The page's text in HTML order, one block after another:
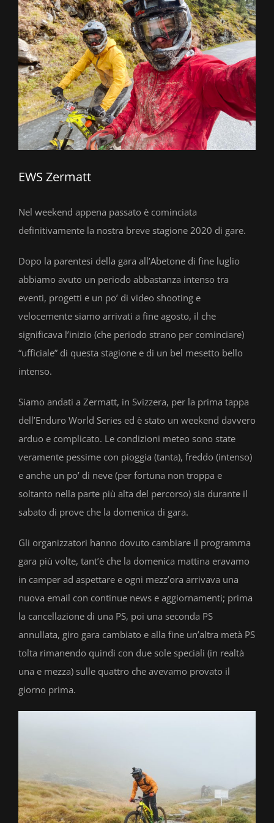
EWS Zermatt
Nel weekend appena passato è cominciata
definitivamente la nostra breve stagione 2020 di gare.
Dopo la parentesi della gara all’Abetone di fine luglio
abbiamo avuto un periodo abbastanza intenso tra
eventi, progetti e un po’ di video shooting e
velocemente siamo arrivati a fine agosto, il che
significava l’inizio (che periodo strano per cominciare)
“ufficiale” di questa stagione e di un bel mesetto bello
intenso.
Siamo andati a Zermatt, in Svizzera, per la prima tappa
dell’Enduro World Series ed è stato un weekend davvero
arduo e complicato. Le condizioni meteo sono state
veramente pessime con pioggia (tanta), freddo (intenso)
e anche un po’ di neve (per fortuna non troppa e
soltanto nella parte più alta del percorso) sia durante il
sabato di prove che la domenica di gara.
Gli organizzatori hanno dovuto cambiare il programma
gara più volte, tant’è che la domenica mattina eravamo
in camper ad aspettare e ogni mezz’ora arrivava una
nuova email con continue news e aggiornamenti; prima
la cancellazione di una PS, poi una seconda PS
annullata, giro gara cambiato e alla fine un’altra metà PS
tolta rimanendo quindi con due sole speciali (in realtà
una e mezza) sulle quattro che avevamo provato il
giorno prima.